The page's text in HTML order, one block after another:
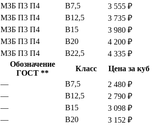
МЗБ П3 П4 В7,5
3 555 ₽
МЗБ П3 П4 В12,5
3 735 ₽
МЗБ П3 П4 В15
3 980 ₽
МЗБ П3 П4 В20
4 200 ₽
МЗБ П3 П4 В22,5
4 335 ₽
Обозначение
ГОСТ **
Класс
Цена за куб
— В7,5
2 480 ₽
— В12,5
2 790 ₽
— В15
3 098 ₽
— В20 3 152 ₽